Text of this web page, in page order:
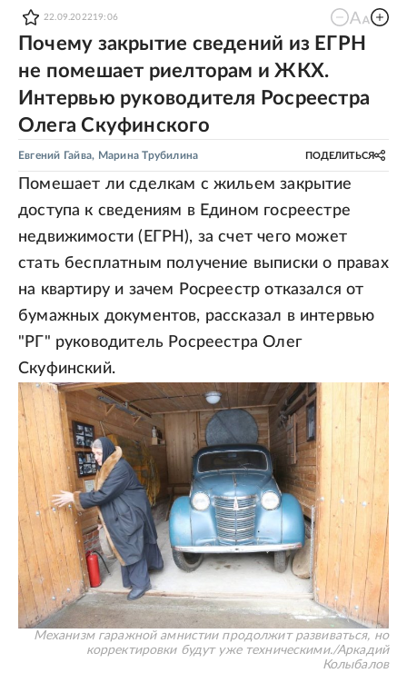
22.09.2022 19:06
Почему закрытие сведений из ЕГРН
не помешает риелторам и ЖКХ.
Интервью руководителя Росреестра
Олега Скуфинского
Евгений Гайва, Марина Трубилина ПОДЕЛИТЬСЯ
Помешает ли сделкам с жильем закрытие
доступа к сведениям в Едином госреестре
недвижимости (ЕГРН), за счет чего может
стать бесплатным получение выписки о правах
на квартиру и зачем Росреестр отказался от
бумажных документов, рассказал в интервью
"РГ" руководитель Росреестра Олег
Скуфинский.
Механизм гаражной амнистии продолжит развиваться, но
корректировки будут уже техническими./Аркадий
Колыбалов